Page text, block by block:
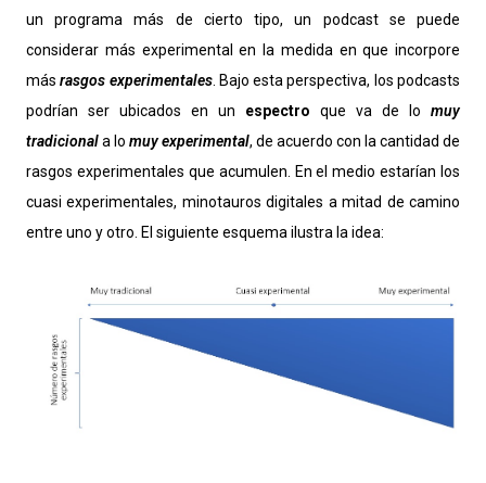
un programa más de cierto tipo, un podcast se puede
considerar más experimental en la medida en que incorpore
másrasgos experimentales. Bajo esta perspectiva, los podcasts
podrían ser ubicados en un espectro que va de lo muy
tradicionala lo muy experimental, de acuerdo con la cantidad de
rasgos experimentales que acumulen. En el medio estarían los
cuasi experimentales, minotauros digitales a mitad de camino
entre uno y otro. El siguiente esquema ilustra la idea: